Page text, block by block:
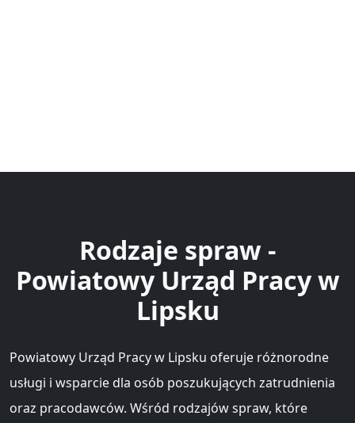
Rodzaje spraw -
Powiatowy Urząd Pracy w
Lipsku
Powiatowy Urząd Pracy w Lipsku oferuje różnorodne
usługi i wsparcie dla osób poszukujących zatrudnienia
oraz pracodawców. Wśród rodzajów spraw, które